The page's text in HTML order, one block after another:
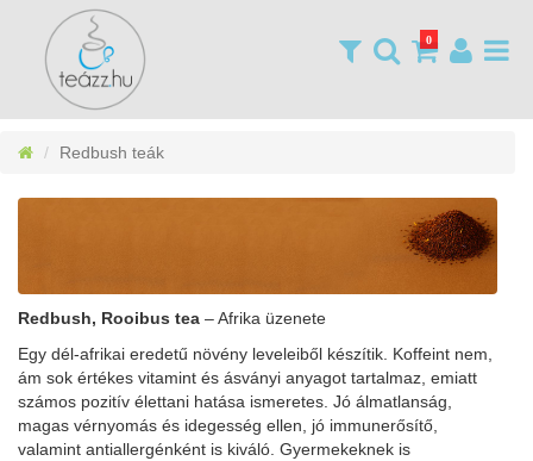
0
Redbush teák
Redbush, Rooibus tea – Afrika üzenete
Egy dél-afrikai eredetű növény leveleiből készítik. Koffeint nem,
ám sok értékes vitamint és ásványi anyagot tartalmaz, emiatt
számos pozitív élettani hatása ismeretes. Jó álmatlanság,
magas vérnyomás és idegesség ellen, jó immunerősítő,
valamint antiallergénként is kiváló. Gyermekeknek is